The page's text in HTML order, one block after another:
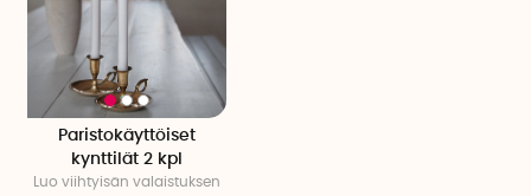
Paristokäyttöiset
kynttilät 2 kpl
Luo viihtyisän valaistuksen